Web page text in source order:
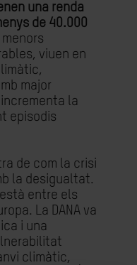
una renda
de 40.000
viuen en
major
la
episodis
de com la crisi
la desigualtat.
entre els
La DANA va
i una
climàtic,